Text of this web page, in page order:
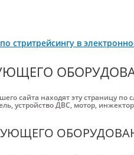
стритрейсингу в
сайта находят эту страницу по
,устройство ДВС, мотор,